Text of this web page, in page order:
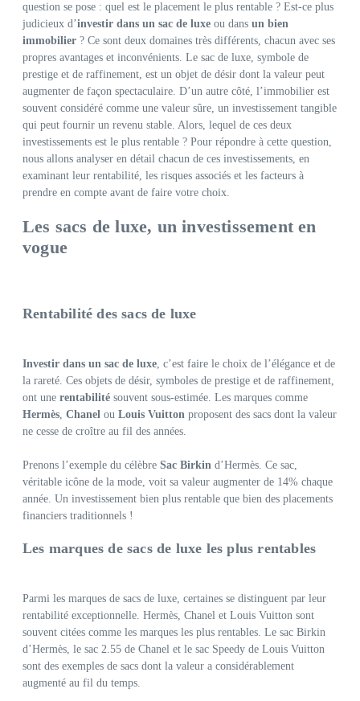
question se pose : quel est le placement le plus rentable ? Est-ce plus
judicieux d’investir dans un sac de luxe ou dans un bien
immobilier ? Ce sont deux domaines très différents, chacun avec ses
propres avantages et inconvénients. Le sac de luxe, symbole de
prestige et de raffinement, est un objet de désir dont la valeur peut
augmenter de façon spectaculaire. D’un autre côté, l’immobilier est
souvent considéré comme une valeur sûre, un investissement tangible
qui peut fournir un revenu stable. Alors, lequel de ces deux
investissements est le plus rentable ? Pour répondre à cette question,
nous allons analyser en détail chacun de ces investissements, en
examinant leur rentabilité, les risques associés et les facteurs à
prendre en compte avant de faire votre choix.
Les sacs de luxe, un investissement en
vogue
Rentabilité des sacs de luxe
Investir dans un sac de luxe , c’est faire le choix de l’élégance et de
la rareté. Ces objets de désir, symboles de prestige et de raffinement,
ont une rentabilité souvent sous-estimée. Les marques comme
Hermès Chanel ou Louis Vuitton proposent des sacs dont la valeur
ne cesse de croître au fil des années.
Prenons l’exemple du célèbre Sac Birkin d’Hermès. Ce sac,
véritable icône de la mode, voit sa valeur augmenter de 14% chaque
année. Un investissement bien plus rentable que bien des placements
financiers traditionnels !
Les marques de sacs de luxe les plus rentables
Parmi les marques de sacs de luxe, certaines se distinguent par leur
rentabilité exceptionnelle. Hermès, Chanel et Louis Vuitton sont
souvent citées comme les marques les plus rentables. Le sac Birkin
d’Hermès, le sac 2.55 de Chanel et le sac Speedy de Louis Vuitton
sont des exemples de sacs dont la valeur a considérablement
augmenté au fil du temps.